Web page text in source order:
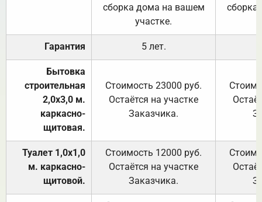
сборка дома на вашем
участке.
Гарантия 5 лет.
Бытовка
строительная
2,0х3,0 м.
каркасно-
щитовая.
Стоимость 23000 руб.
Остаётся на участке
Заказчика.
Туалет 1,0х1,0
м. каркасно-
щитовой.
Стоимость 12000 руб.
Остаётся на участке
Заказчика.